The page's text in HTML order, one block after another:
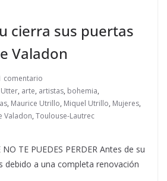
cierra sus puertas
Valadon
comentario
, arte, artistas, bohemia,
, Maurice Utrillo, Miquel Utrillo, Mujeres,
Valadon, Toulouse-Lautrec
NO TE PUEDES PERDER Antes de su
debido a una completa renovación